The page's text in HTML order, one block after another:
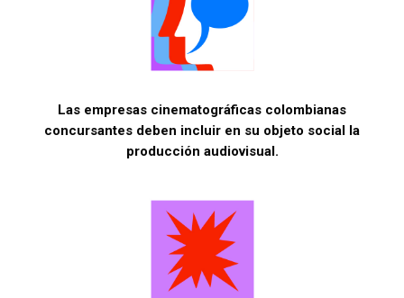
Las empresas cinematográficas colombianas
concursantes deben incluir en su objeto social la
producción audiovisual.